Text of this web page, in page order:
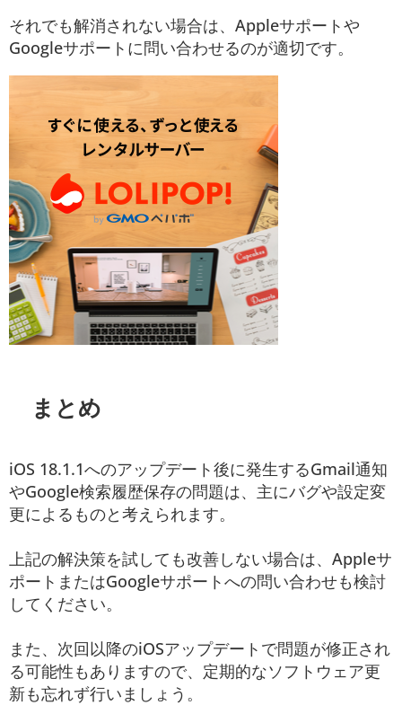
それでも解消されない場合は、Appleサポートや
Googleサポートに問い合わせるのが適切です。
まとめ
iOS 18.1.1へのアップデート後に発生するGmail通知
やGoogle検索履歴保存の問題は、主にバグや設定変
更によるものと考えられます。
上記の解決策を試しても改善しない場合は、Appleサ
ポートまたはGoogleサポートへの問い合わせも検討
してください。
また、次回以降のiOSアップデートで問題が修正され
る可能性もありますので、定期的なソフトウェア更
新も忘れず行いましょう。